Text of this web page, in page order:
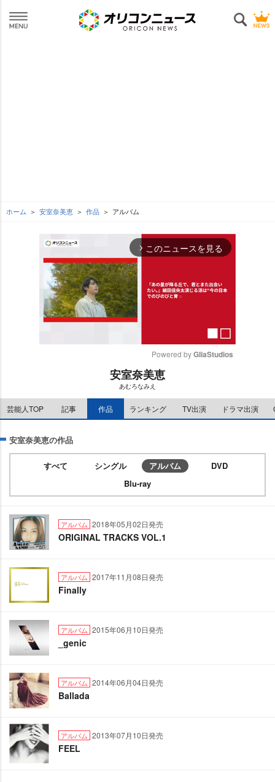
ホーム 安室奈美恵 作品 アルバム
arrow_forward_ios このニュースを見る
e
Powered by GliaStudios
安室奈美恵
あむろなみえ
芸能人TOP 記事 作品 ランキング TV出演 ドラマ出演
安室奈美恵の作品
すべて シングル アルバム
DVD
Blu-ray
アルバム 2018年05月02日発売
ORIGINAL TRACKS VOL.1
アルバム 2017年11月08日発売
Finally
アルバム 2015年06月10日発売
_genic
アルバム 2014年06月04日発売
Ballada
アルバム 2013年07月10日発売
FEEL